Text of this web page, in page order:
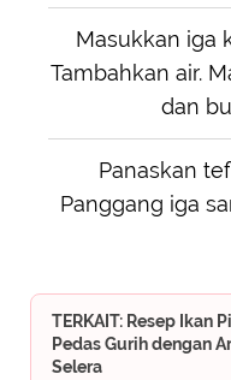
Masukkan iga
Tambahkan air.
dan
Panaskan
Panggang iga
TERKAIT: Resep Ikan
Pedas Gurih dengan
Selera